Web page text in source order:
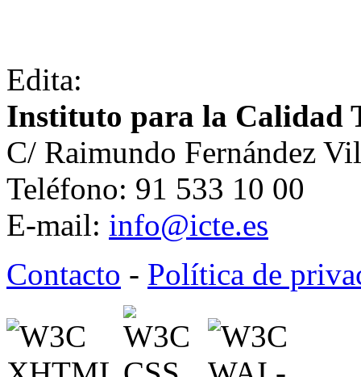
Edita:
Instituto para la Calidad
C/ Raimundo Fernández
Teléfono: 91 533 10 00
E-mail: info@icte.es
Contacto - Política de